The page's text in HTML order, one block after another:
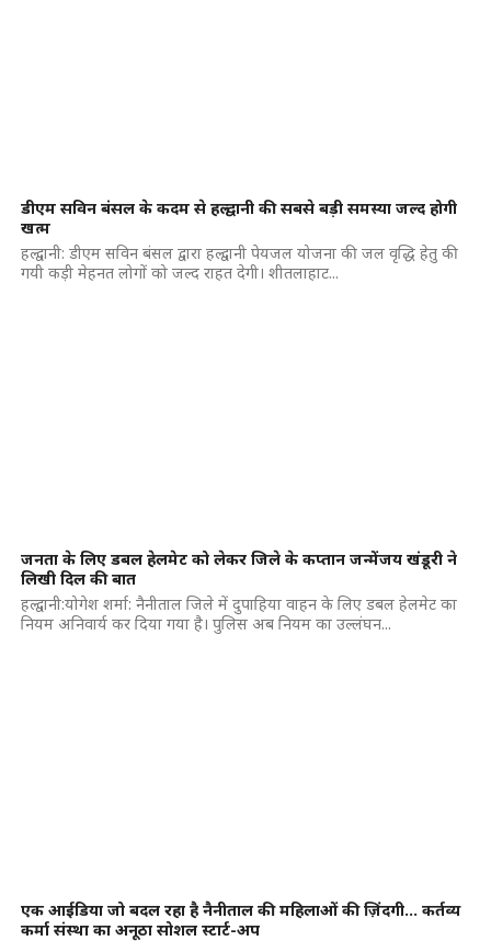
डीएम सविन बंसल के कदम से हल्द्वानी की सबसे बड़ी समस्या जल्द होगी
खत्म
हल्द्वानी: डीएम सविन बंसल द्वारा हल्द्वानी पेयजल योजना की जल वृद्धि हेतु की
गयी कड़ी मेहनत लोगों को जल्द राहत देगी। शीतलाहाट...
जनता के लिए डबल हेलमेट को लेकर जिले के कप्तान जन्मेंजय खंडूरी ने
लिखी दिल की बात
हल्द्वानी:योगेश शर्मा: नैनीताल जिले में दुपाहिया वाहन के लिए डबल हेलमेट का
नियम अनिवार्य कर दिया गया है। पुलिस अब नियम का उल्लंघन...
एक आईडिया जो बदल रहा है नैनीताल की महिलाओं की ज़िंदगी… कर्तव्य
कर्मा संस्था का अनूठा सोशल स्टार्ट-अप